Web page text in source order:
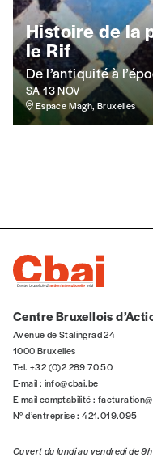
Téléphone
Code postal
Pays
n°
Histoire de la
le Rif
De l’antiquité à
SA 13 NOV
Espace Magh, Bruxelles
Centre Bruxellois
Avenue de Stalingrad 24
1000 Bruxelles
Tel. +32 (0)2 289 70 50
E-mail : info@cbai.be
E-mail comptabilité :
N° d’entreprise : 421.019.095
Ouvert du lundi au vendredi de